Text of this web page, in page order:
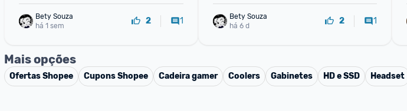
Bety Souza
há 1 sem
2 1
Bety Souza
há 6 d
2 1
Mais opções
OfertasShopee CuponsShopee Cadeira gamer Coolers Gabinetes HD e SSD Headset